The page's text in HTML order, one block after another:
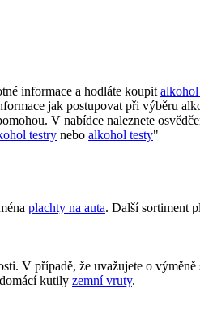
informace a hodláte koupit alkohol
jak postupovat při výběru
V nabídce naleznete
testry nebo alkohol testy"
plachty na auta. Další sortiment
V případě, že uvažujete o výměně
kutily zemní vruty.